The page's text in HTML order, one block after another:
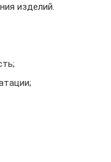
изделий.